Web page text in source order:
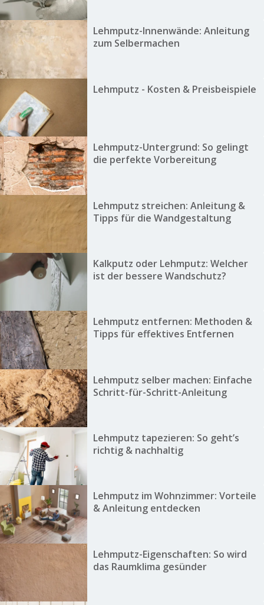
Lehmputz-Innenwände: Anleitung
zum Selbermachen
Lehmputz - Kosten & Preisbeispiele
Lehmputz-Untergrund: So gelingt
die perfekte Vorbereitung
Lehmputz streichen: Anleitung &
Tipps für die Wandgestaltung
Kalkputz oder Lehmputz: Welcher
ist der bessere Wandschutz?
Lehmputz entfernen: Methoden &
Tipps für effektives Entfernen
Lehmputz selber machen: Einfache
Schritt-für-Schritt-Anleitung
Lehmputz tapezieren: So geht’s
richtig & nachhaltig
Lehmputz im Wohnzimmer: Vorteile
& Anleitung entdecken
Lehmputz-Eigenschaften: So wird
das Raumklima gesünder